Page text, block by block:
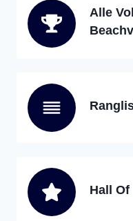
Alle
Hall Of